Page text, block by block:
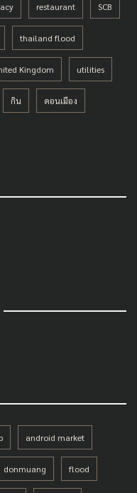
restaurant SCB
thailand flood
Kingdom utilities
กิน ดอนเมือง
android market
donmuang flood